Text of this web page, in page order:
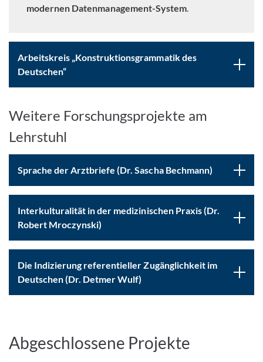
modernen Datenmanagement-System.
Arbeitskreis „Konstruktionsgrammatik des
Deutschen“
Weitere Forschungsprojekte am
Lehrstuhl
Sprache der Arztbriefe (Dr. Sascha Bechmann)
Interkulturalität in der medizinischen Praxis (Dr.
Robert Mroczynski)
Die Indizierung referentieller Zugänglichkeit im
Deutschen (Dr. Detmer Wulf)
Abgeschlossene Projekte